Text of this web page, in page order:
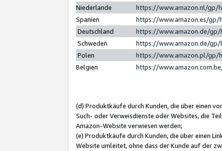
Niederlande
https://www.amazon.nl/gp/
Spanien
https://www.amazon.es/
Deutschland
https://www.amazon.de/
Schweden
https://www.amazon.de/
Polen
https://www.amazon.pl/gp/
Belgien
https://
(d) Produktkäufe durch Kunden, die über einen
Such- oder Verweisdienste oder Websites, die
Amazon-Website verwiesen werden;
(e) Produktkäufe durch Kunden, die über einen
Website umleitet, ohne dass der Kunde auf der